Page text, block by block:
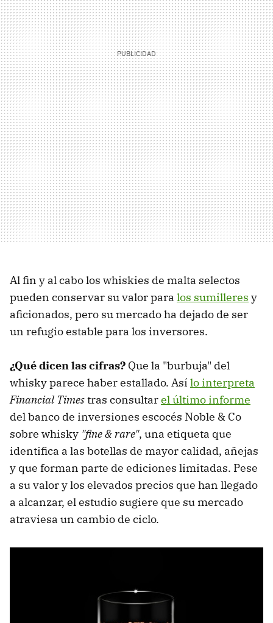
Al fin y al cabo los whiskies de malta selectos
pueden conservar su valor para los sumilleres y
aficionados, pero su mercado ha dejado de ser
un refugio estable para los inversores.
¿Qué dicen las cifras? Que la "burbuja" del
whisky parece haber estallado. Así lo interpreta
Financial Timestras consultarel último informe
del banco de inversiones escocés Noble & Co
sobre whisky "fine & rare", una etiqueta que
identifica a las botellas de mayor calidad, añejas
y que forman parte de ediciones limitadas. Pese
a su valor y los elevados precios que han llegado
a alcanzar, el estudio sugiere que su mercado
atraviesa un cambio de ciclo.